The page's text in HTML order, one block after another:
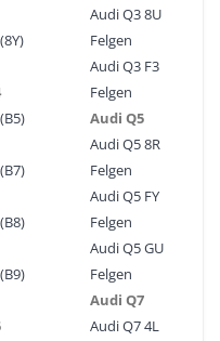
Audi Q3 8U
Felgen
Audi Q3 F3
Felgen
Audi Q5
Audi Q5 8R
Felgen
Audi Q5 FY
Felgen
Audi Q5 GU
Felgen
Audi Q7
Audi Q7 4L